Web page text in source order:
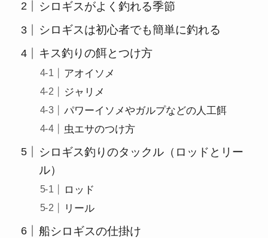
シロギスがよく釣れる季節
シロギスは初心者でも簡単に釣れる
キス釣りの餌とつけ方
アオイソメ
ジャリメ
パワーイソメやガルプなどの人工餌
虫エサのつけ方
シロギス釣りのタックル（ロッドとリー
ル）
ロッド
リール
船シロギスの仕掛け